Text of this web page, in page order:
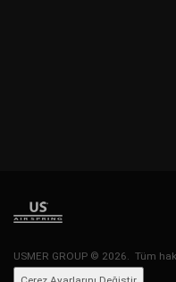
USMER GROUP © 2026. Tüm